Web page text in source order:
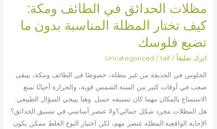
مظلات الحدائق في الطائف ومكة:
كيف تختار المظلة المناسبة بدون ما
تضيع فلوسك
اترك تعليقاً /
Uncategorized /taif
الجلوس في الحديقة من غير مظلة، خصوصًا في الطائف ومكة، بيبقى
صعب في أوقات كتير من السنة.الشمس قوية، والحرارة أحيانًا تمنع
الاستمتاع بالمكان مهما كان تنسيقه جميل. وهنا بييجي السؤال الطبيعي:
هل المظلات مجرد شكل جمالي؟ولا عنصر أساسي في تنسيق الحدائق؟
الإجابة الواقعية:المظلة عنصر مهم، لكن اختيار النوع الغلط ممكن يكون